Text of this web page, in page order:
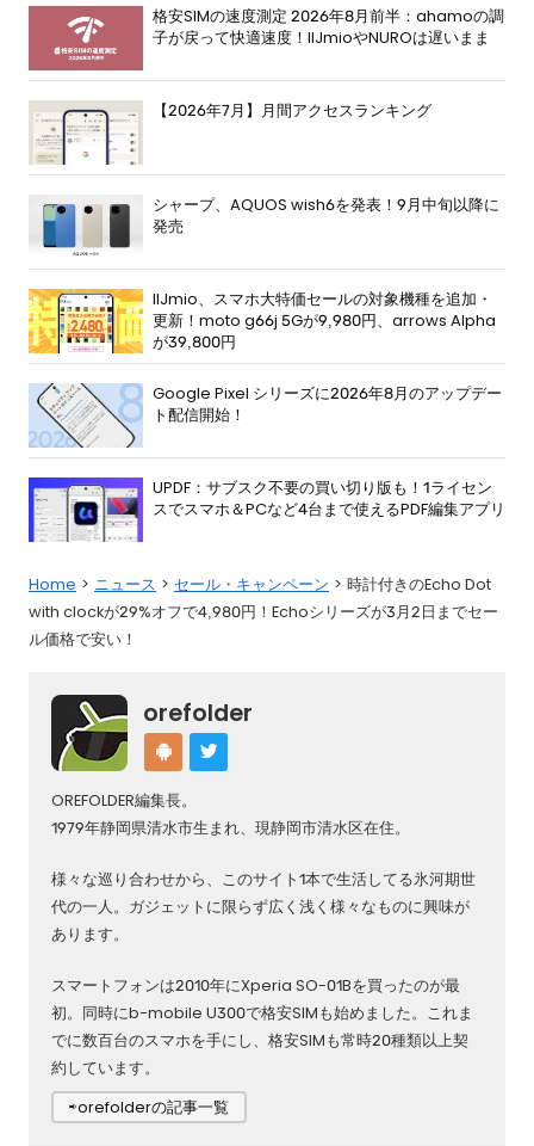
格安SIMの速度測定 2026年8月前半：ahamoの調
子が戻って快適速度！IIJmioやNUROは遅いまま
【2026年7月】月間アクセスランキング
シャープ、AQUOS wish6を発表！9月中旬以降に
発売
IIJmio、スマホ大特価セールの対象機種を追加・
更新！moto g66j 5Gが9,980円、arrows Alpha
が39,800円
Google Pixel シリーズに2026年8月のアップデー
ト配信開始！
UPDF：サブスク不要の買い切り版も！1ライセン
スでスマホ＆PCなど4台まで使えるPDF編集アプリ
Home ニュース セール・キャンペーン
時計付きのEcho Dot
with clockが29%オフで4,980円！Echoシリーズが3月2日までセー
ル価格で安い！
orefolder
OREFOLDER編集長。
1979年静岡県清水市生まれ、現静岡市清水区在住。
様々な巡り合わせから、このサイト1本で生活してる氷河期世
代の一人。ガジェットに限らず広く浅く様々なものに興味が
あります。
スマートフォンは2010年にXperia SO-01Bを買ったのが最
初。同時にb-mobile U300で格安SIMも始めました。これま
でに数百台のスマホを手にし、格安SIMも常時20種類以上契
約しています。
⇨orefolderの記事一覧